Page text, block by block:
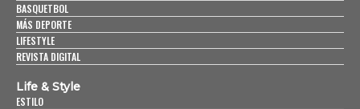
BASQUETBOL
MÁS DEPORTE
LIFESTYLE
REVISTA DIGITAL
Life & Style
ESTILO